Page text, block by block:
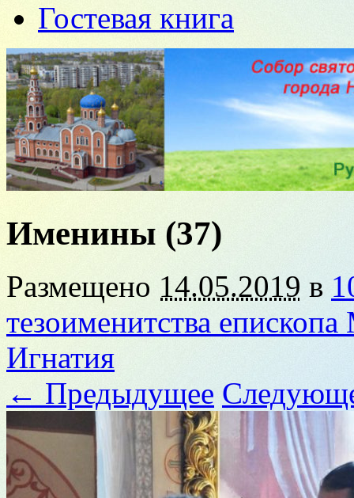
Гостевая книга
Именины (37)
Размещено 14.05.2019 в
тезоименитства
Игнатия
← Предыдущее